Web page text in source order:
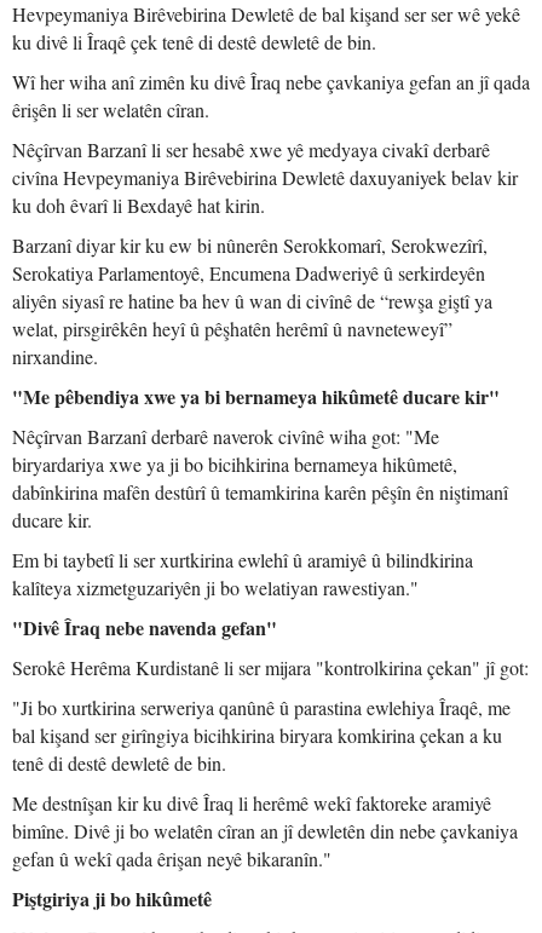
Hevpeymaniya Birêvebirina Dewletê de bal kişand ser ser wê yekê
ku divê li Îraqê çek tenê di destê dewletê de bin.
Wî her wiha anî zimên ku divê Îraq nebe çavkaniya gefan an jî qada
êrişên li ser welatên cîran.
Nêçîrvan Barzanî li ser hesabê xwe yê medyaya civakî derbarê
civîna Hevpeymaniya Birêvebirina Dewletê daxuyaniyek belav kir
ku doh êvarî li Bexdayê hat kirin.
Barzanî diyar kir ku ew bi nûnerên Serokkomarî, Serokwezîrî,
Serokatiya Parlamentoyê, Encumena Dadweriyê û serkirdeyên
aliyên siyasî re hatine ba hev û wan di civînê de “rewşa giştî ya
welat, pirsgirêkên heyî û pêşhatên herêmî û navneteweyî”
nirxandine.
"Me pêbendiya xwe ya bi bernameya hikûmetê ducare kir"
Nêçîrvan Barzanî derbarê naverok civînê wiha got: "Me
biryardariya xwe ya ji bo bicihkirina bernameya hikûmetê,
dabînkirina mafên destûrî û temamkirina karên pêşîn ên niştimanî
ducare kir.
Em bi taybetî li ser xurtkirina ewlehî û aramiyê û bilindkirina
kalîteya xizmetguzariyên ji bo welatiyan rawestiyan."
"Divê Îraq nebe navenda gefan"
Serokê Herêma Kurdistanê li ser mijara "kontrolkirina çekan" jî got:
"Ji bo xurtkirina serweriya qanûnê û parastina ewlehiya Îraqê, me
bal kişand ser girîngiya bicihkirina biryara komkirina çekan a ku
tenê di destê dewletê de bin.
Me destnîşan kir ku divê Îraq li herêmê wekî faktoreke aramiyê
bimîne. Divê ji bo welatên cîran an jî dewletên din nebe çavkaniya
gefan û wekî qada êrişan neyê bikaranîn."
Piştgiriya ji bo hikûmetê